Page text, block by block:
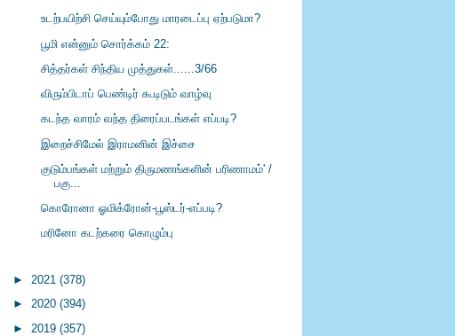
உடற்பயிற்சி செய்யும்போது மாரடைப்பு ஏற்படுமா?
பூமி என்னும் சொர்க்கம் 22:
சித்தர்கள் சிந்திய முத்துகள்......3/66
விரும்பிடாப் பெண்டிர் கூடிடும் வாழ்வு
கடந்த வாரம் வந்த திரைப்படங்கள் எப்படி?
இறைச்சிமேல் இராமனின் இச்சை
குடும்பங்கள் மற்றும் திருமணங்களின் பரிணாமம்' /
பகு...
கொரோனா ஓமிக்ரோன்-பூஸ்டர்-எப்படி?
மரினோ கடற்கரை கொழும்பு
► 2021 (378)
► 2020 (394)
► 2019 (357)